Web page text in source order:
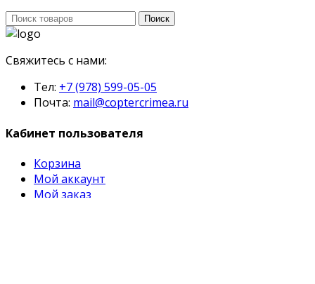
Поиск:
Поиск
Свяжитесь с нами:
Тел: +7 (978) 599-05-05
Почта: mail@coptercrimea.ru
Кабинет пользователя
Корзина
Мой аккаунт
Мой заказ